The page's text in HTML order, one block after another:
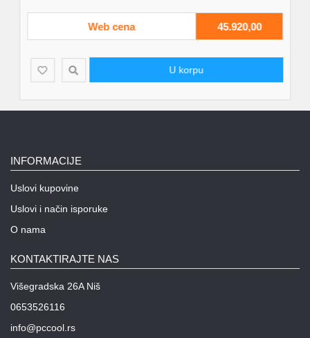
Web cena 45.920,00
U korpu
INFORMACIJE
Uslovi kupovine
Uslovi i način isporuke
O nama
KONTAKTIRAJTE NAS
Višegradska 26A Niš
0653526116
info@pccool.rs